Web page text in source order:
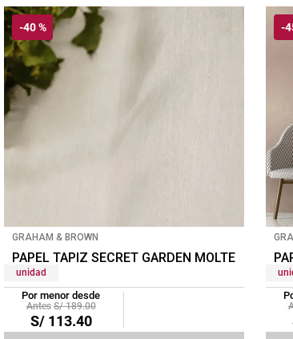
MTS SILVER
-40 %
GRAHAM & BROWN
PAPEL TAPIZ SECRET GARDEN MOLTEN
unidad
Por menor desde
S/ 189.00
S/ 113.40
-